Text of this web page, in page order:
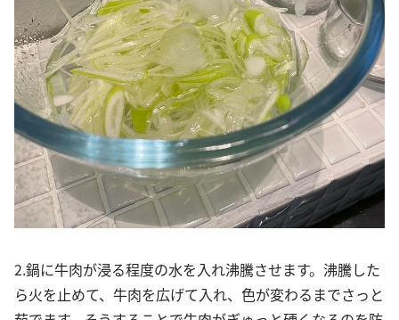
2.鍋に牛肉が浸る程度の水を入れ沸騰させます。沸騰した
ら火を止めて、牛肉を広げて入れ、色が変わるまでさっと